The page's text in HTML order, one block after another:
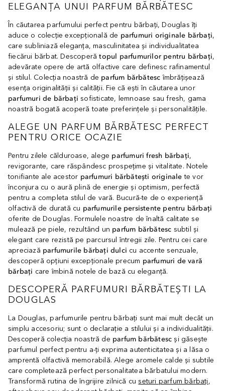
ELEGANȚA UNUI PARFUM BĂRBĂTESC
În căutarea parfumului perfect pentru bărbați, Douglas îți
aduce o colecție excepțională de parfumuri originale bărbați,
care subliniază eleganța, masculinitatea și individualitatea
fiecărui bărbat. Descoperătopul parfumurilor pentru bărbați,
adevărate opere de artă olfactive care definesc rafinamentul
și stilul. Colecția noastră de parfum bărbătesc îmbrățișează
esența originalității și calității. Fie că ești în căutarea unor
parfumuri de bărbațisofisticate, lemnoase sau fresh, gama
noastră bogată acoperă toate preferințele și personalitățile.
ALEGE UN PARFUM BĂRBĂTESC PERFECT
PENTRU ORICE OCAZIE
Pentru zilele călduroase, alege parfumuri fresh bărbați,
revigorante, care răspândesc prospețime și vitalitate. Notele
tonifiante ale acestor parfumuri bărbătești originale te vor
înconjura cu o aură plină de energie și optimism, perfectă
pentru a completa stilul de vară. Bucură-te de o experiență
olfactivă de durată cu parfumurile persistente pentru bărbați
oferite de Douglas. Formulele noastre de înaltă calitate se
mulează pe piele, rezultând un parfum bărbătesc subtil și
elegant care rezistă pe parcursul întregii zile. Pentru cei care
apreciază parfumurile bărbați dulci cu accente senzuale,
descoperă opțiuni excepționale precum parfumuri de vară
bărbați care îmbină notele de bază cu eleganță.
DESCOPERĂ PARFUMURI BĂRBĂTEȘTI LA
DOUGLAS
La Douglas, parfumurile pentru bărbați sunt mai mult decât un
simplu accesoriu; sunt o declarație a stilului și a individualității.
Descoperă colecția noastră de parfum bărbătesc și găsește
parfumul perfect pentru a-ți exprima autenticitatea și a lăsa o
amprentă olfactivă memorabilă. Alege aromele calde și subtile
care completează perfect personalitatea bărbatului modern.
Transformă rutina de îngrijire zilnică cuseturi parfum bărbați,